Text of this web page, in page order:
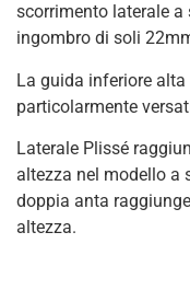
scorrimento laterale
ingombro di soli
La guida inferiore
particolarmente
Laterale Plissé
altezza nel modello a
doppia anta
altezza.